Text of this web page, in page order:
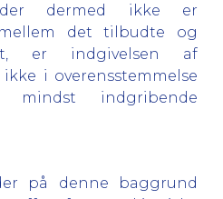
dermed ikke er
mellem det tilbudte og
er indgivelsen af
i overensstemmelse
indgribende
på denne baggrund